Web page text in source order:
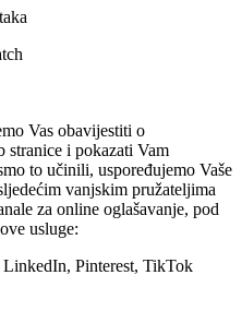
Vas obavijestiti o
stranice i pokazati Vam
to učinili, uspoređujemo Vaše
vanjskim pružateljima
za online oglašavanje, pod
usluge:
Pinterest, TikTok